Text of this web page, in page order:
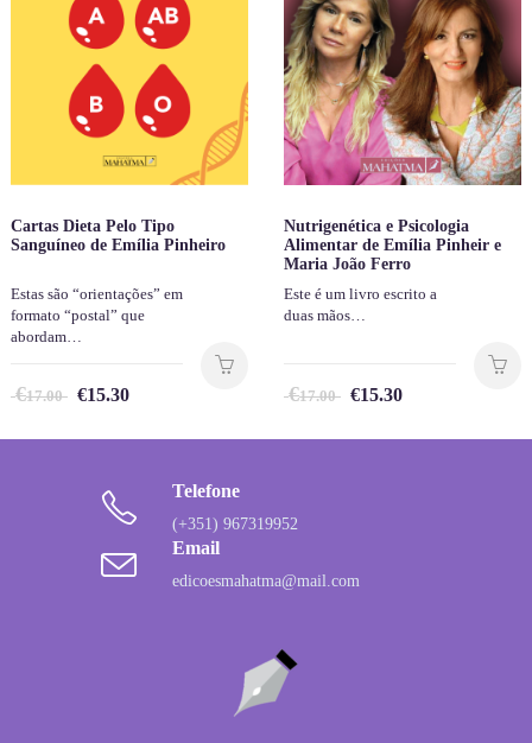
Cartas Dieta Pelo Tipo
Sanguíneo de Emília Pinheiro
Estas são “orientações” em
formato “postal” que
abordam…
€17.00 €15.30
Nutrigenética e Psicologia
Alimentar de Emília Pinheir e
Maria João Ferro
Este é um livro escrito a
duas mãos…
€17.00 €15.30
Telefone
(+351) 967319952
Email
edicoesmahatma@mail.com